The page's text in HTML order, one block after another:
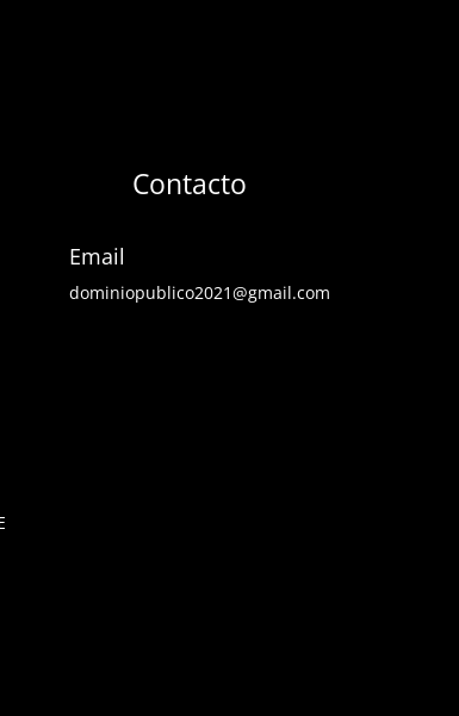
Contacto
Email
dominiopublico2021@gmail.com